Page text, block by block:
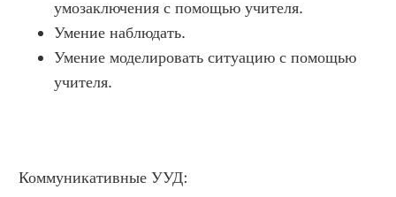
умозаключения с помощью учителя.
Умение наблюдать.
Умение моделировать ситуацию с помощью
учителя.
Коммуникативные УУД: